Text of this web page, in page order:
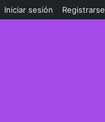
Iniciar sesión Registrarse